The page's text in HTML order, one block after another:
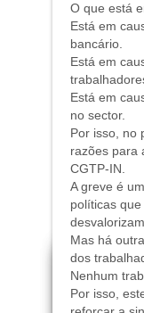
O que está
Está em
bancário.
Está em
Está em
no sector.
Por isso, no
razões para
CGTP-IN.
A greve é
políticas
Mas há
dos
Nenhum
Por isso,